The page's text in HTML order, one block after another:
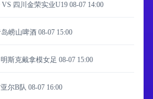
四川金荣实业U19 08-07 14:00
崂山啤酒 08-07 15:00
斯克戴拿模女足 08-07 15:00
尔B队 08-07 16:00